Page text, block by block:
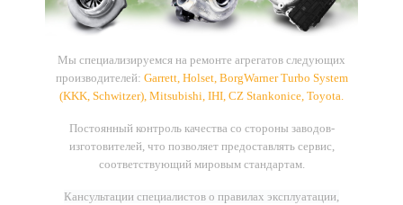
Мы специализируемся на ремонте агрегатов следующих
производителей: Garrett, Holset, BorgWarner Turbo System
(KKK, Schwitzer), Mitsubishi, IHI, CZ Stankonice, Toyota.
Постоянный контроль качества со стороны заводов-
изготовителей, что позволяет предоставлять сервис,
соответствующий мировым стандартам.
Кансультации специалистов о правилах эксплуатации,